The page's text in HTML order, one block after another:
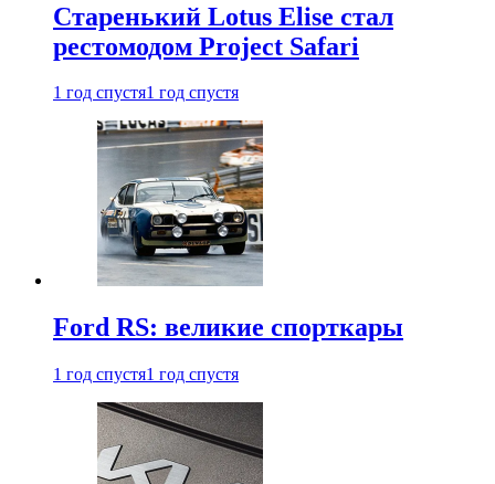
Старенький Lotus Elise стал
рестомодом Project Safari
1 год спустя1 год спустя
Ford RS: великие спорткары
1 год спустя1 год спустя